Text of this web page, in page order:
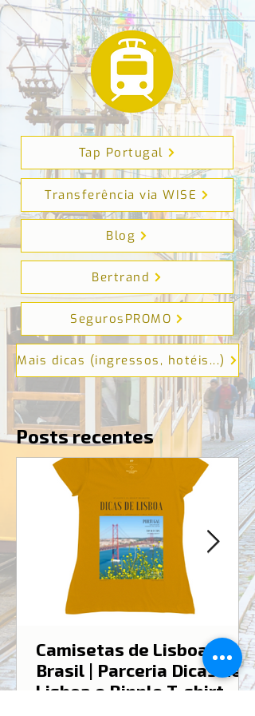
......
Tap Portugal
Transferência via WISE
Blog
Bertrand
SegurosPROMO
Mais dicas (ingressos, hotéis...)
Posts recentes
Camisetas de Lisboa no
Brasil | Parceria Dicas de
Lisboa e Ripple T-shirt